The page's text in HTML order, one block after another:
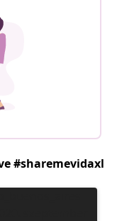
#sharemevidaxl